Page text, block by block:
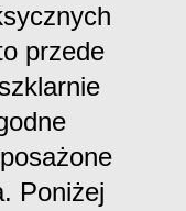
przede
Poniżej